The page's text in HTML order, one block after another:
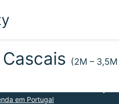
(2M –
em Portugal